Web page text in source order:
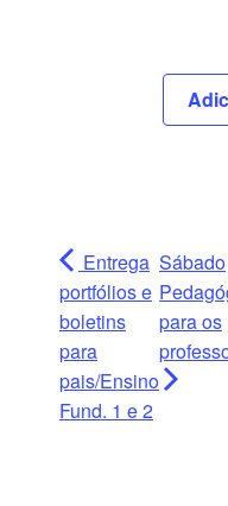
Entrega
portfólios e
boletins
para
pais/Ensino
Fund. 1 e 2
Sábado
para os